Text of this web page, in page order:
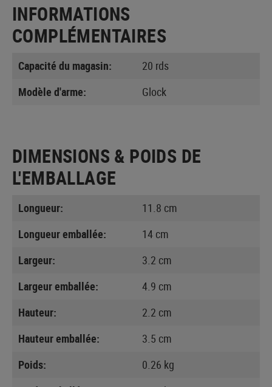
INFORMATIONS
COMPLÉMENTAIRES
Capacité du magasin:
20 rds
Modèle d'arme:
Glock
DIMENSIONS & POIDS DE
L'EMBALLAGE
Longueur:
11.8 cm
Longueur emballée:
14 cm
Largeur:
3.2 cm
Largeur emballée:
4.9 cm
Hauteur:
2.2 cm
Hauteur emballée:
3.5 cm
Poids:
0.26 kg